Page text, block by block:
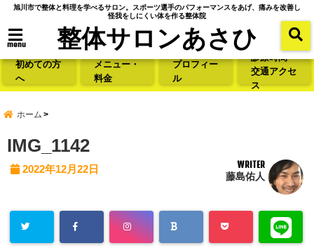
旭川市で整体と料理を学べるサロン。スポーツ選手のパフォーマンスをあげ、痛みを改善し
怪我をしにくい体を作る整体院
menu 整体サロンあさひ
初めての方
へ
メニュー・
料金
プロフィー
ル
診療時間・
交通アクセ
ス
ホーム
IMG_1142
2022年12月22日 WRITER
藤島佑人